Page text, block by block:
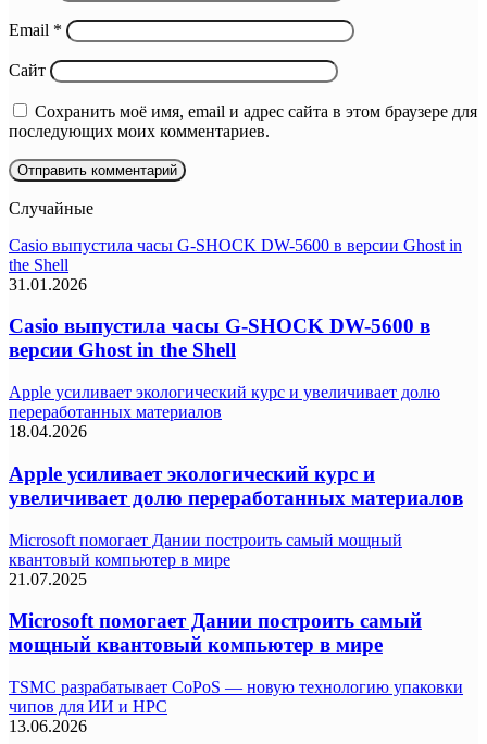
Email *
Сайт
Сохранить моё имя, email и адрес сайта в этом браузере для
последующих моих комментариев.
Случайные
Casio выпустила часы G-SHOCK DW-5600 в версии Ghost in
the Shell
31.01.2026
Casio выпустила часы G-SHOCK DW-5600 в
версии Ghost in the Shell
Apple усиливает экологический курс и увеличивает долю
переработанных материалов
18.04.2026
Apple усиливает экологический курс и
увеличивает долю переработанных материалов
Microsoft помогает Дании построить самый мощный
квантовый компьютер в мире
21.07.2025
Microsoft помогает Дании построить самый
мощный квантовый компьютер в мире
TSMC разрабатывает CoPoS — новую технологию упаковки
чипов для ИИ и HPC
13.06.2026